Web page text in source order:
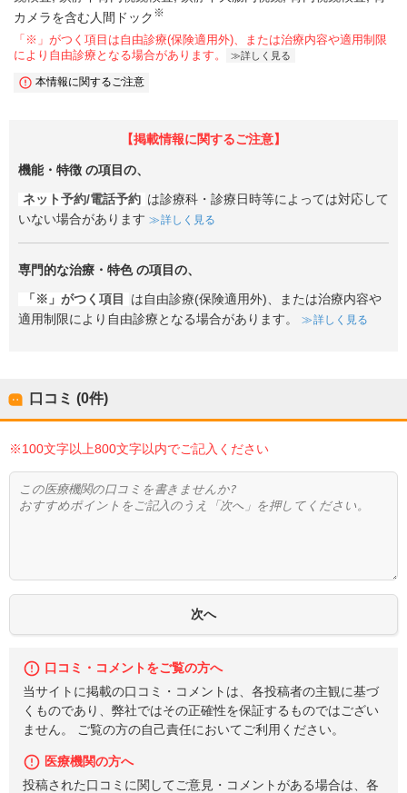
カメラを含む人間ドック ※
「※」がつく項目は自由診療(保険適用外)、または治療内容や適用制限
により自由診療となる場合があります。
詳しく見る
本情報に関するご注意
【掲載情報に関するご注意】
機能・特徴 の項目の、
ネット予約/電話予約 は診療科・診療日時等によっては対応して
いない場合があります
詳しく見る
専門的な治療・特色の項目の、
「※」がつく項目
は自由診療(保険適用外)、または治療内容や
適用制限により自由診療となる場合があります。
詳しく見る
口コミ (0件)
※100文字以上800文字以内でご記入ください
口コミ・コメントをご覧の方へ
当サイトに掲載の口コミ・コメントは、各投稿者の主観に基づ
くものであり、弊社ではその正確性を保証するものではござい
ません。 ご覧の方の自己責任においてご利用ください。
医療機関の方へ
投稿された口コミに関してご意見・コメントがある場合は、各